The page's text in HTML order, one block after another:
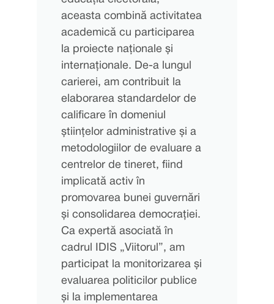
aceasta combină activitatea
academică cu participarea
la proiecte naționale și
internaționale. De-a lungul
carierei, am contribuit la
elaborarea standardelor de
calificare în domeniul
științelor administrative și a
metodologiilor de evaluare a
centrelor de tineret, fiind
implicată activ în
promovarea bunei guvernări
și consolidarea democrației.
Ca expertă asociată în
cadrul IDIS „Viitorul”, am
participat la monitorizarea și
evaluarea politicilor publice
și la implementarea